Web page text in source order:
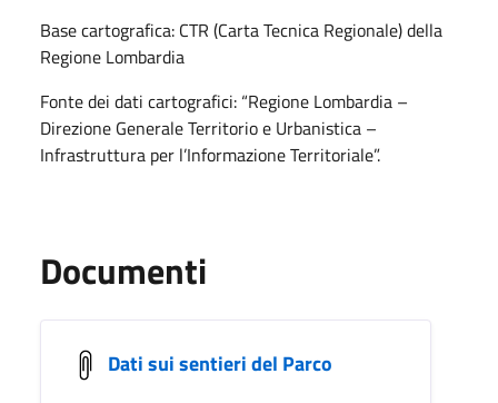
Base cartografica: CTR (Carta Tecnica Regionale) della
Regione Lombardia
Fonte dei dati cartografici: “Regione Lombardia –
Direzione Generale Territorio e Urbanistica –
Infrastruttura per l’Informazione Territoriale”.
Documenti
Dati sui sentieri del Parco